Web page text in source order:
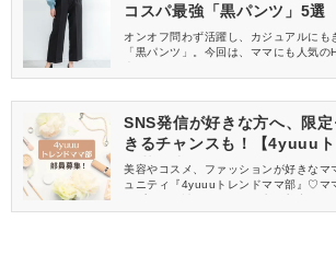
コスパ最強「黒パンツ」5選
オンオフ問わず活躍し、カジュアルにも
「黒パンツ」。今回は、ママにも人気の
り印象が変わるので、好みのものを探し
SNS発信が好きな方へ、限
きるチャンスも！【4yuuu
員募集中
美容やコスメ、ファッションが好きなマ
ュニティ『4yuuuトレンドママ部』♡マ
信してくれる方を募集しています！